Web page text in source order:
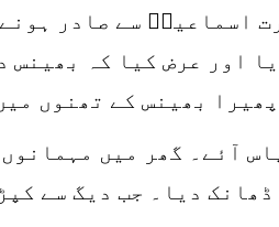
اسماعیلؑ سے صادر
اور عرض کیا کہ
بھینس کے تھنوں
آئے۔ گھر میں
دیا۔ جب دیگ سے